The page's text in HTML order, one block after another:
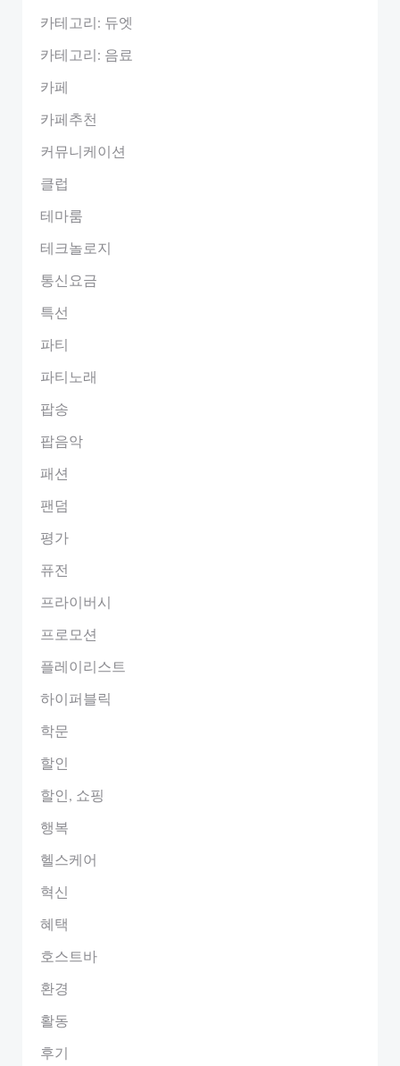
카테고리: 듀엣
카테고리: 음료
카페
카페추천
커뮤니케이션
클럽
테마룸
테크놀로지
통신요금
특선
파티
파티노래
팝송
팝음악
패션
팬덤
평가
퓨전
프라이버시
프로모션
플레이리스트
하이퍼블릭
학문
할인
할인, 쇼핑
행복
헬스케어
혁신
혜택
호스트바
환경
활동
후기